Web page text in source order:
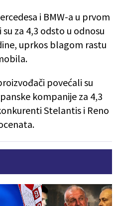
i BMW-a u prvom
za 4,3 odsto u odnosu
uprkos blagom rastu
povećali su
kompanije za 4,3
Stelantis i Reno